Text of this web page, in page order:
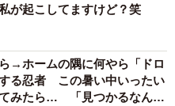
、投げる意見も手加減し
勘違いしている輩の多い事
が起こしてますけど？笑
→ホームの隅に何やら「ドロ
る忍者 この暑い中いったい
みたら… 「見つかるなんて